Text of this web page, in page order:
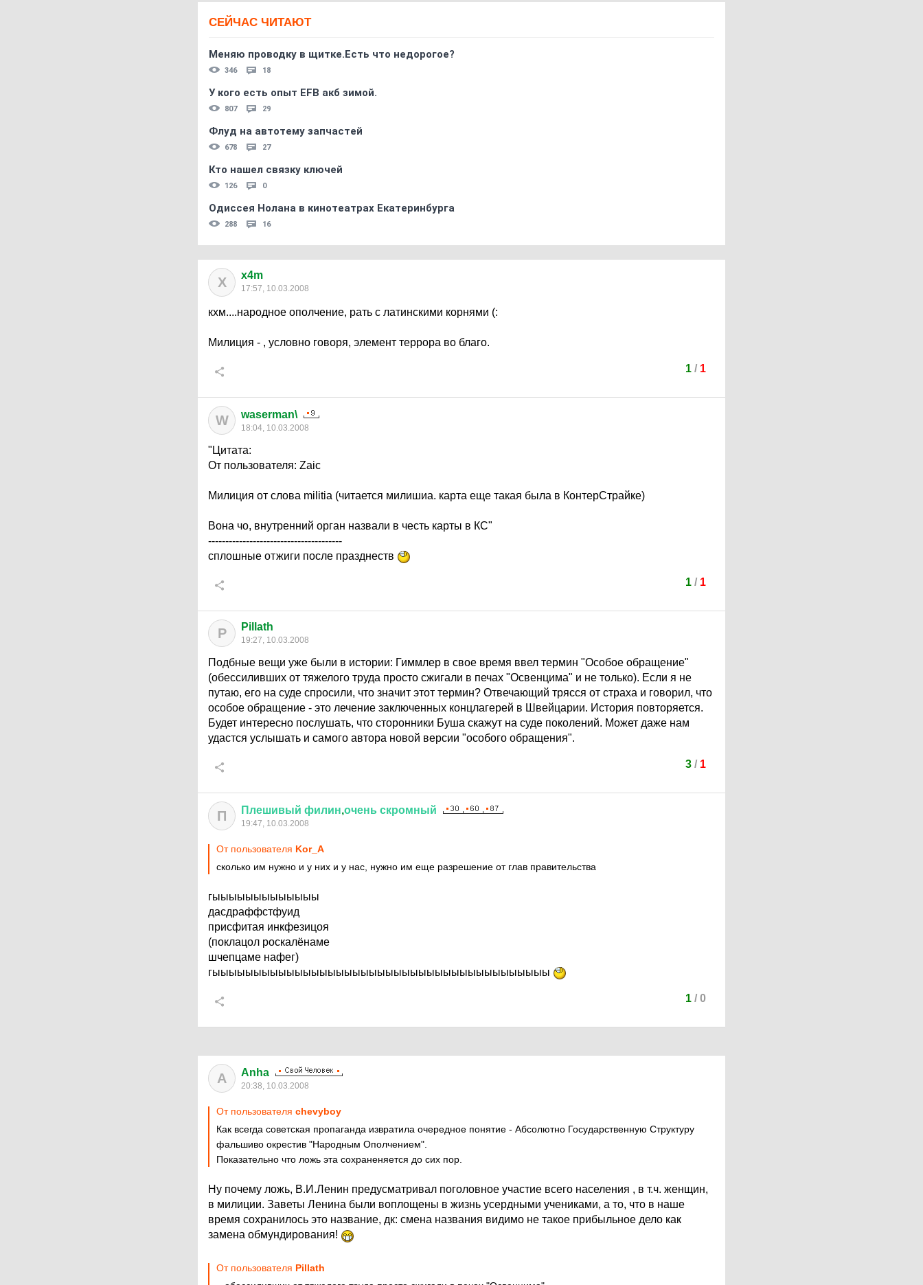
СЕЙЧАС ЧИТАЮТ
Меняю проводку в щитке.Есть что недорогое?
346 18
У кого есть опыт EFB акб зимой.
807 29
Флуд на автотему запчастей
678 27
Кто нашел связку ключей
126 0
Одиссея Нолана в кинотеатрах Екатеринбурга
288 16
X x4m
17:57, 10.03.2008
кхм....народное ополчение, рать с латинскими корнями (:
Милиция - , условно говоря, элемент террора во благо.
1/ 1
W waserman\
18:04, 10.03.2008
"Цитата:
От пользователя: Zaic
Милиция от слова militia (читается милишиа. карта еще такая была в КонтерСтрайке)
Вона чо, внутренний орган назвали в честь карты в КС"
---------------------------------------
сплошные отжиги после празднеств
1/ 1
P Pillath
19:27, 10.03.2008
Подбные вещи уже были в истории: Гиммлер в свое время ввел термин "Особое обращение"
(обессиливших от тяжелого труда просто сжигали в печах "Освенцима" и не только). Если я не
путаю, его на суде спросили, что значит этот термин? Отвечающий трясся от страха и говорил, что
особое обращение - это лечение заключенных концлагерей в Швейцарии. История повторяется.
Будет интересно послушать, что сторонники Буша скажут на суде поколений. Может даже нам
удастся услышать и самого автора новой версии "особого обращения".
3/ 1
П Плешивый филин,очень скромный
19:47, 10.03.2008
От пользователя Kor_A
сколько им нужно и у них и у нас, нужно им еще разрешение от глав правительства
гыыыыыыыыыыыыы
дасдраффстфуид
присфитая инкфезицоя
(поклацол роскалёнаме
шчепцаме нафег)
гыыыыыыыыыыыыыыыыыыыыыыыыыыыыыыыыыыыыыыыыы
1/ 0
A Anha
20:38, 10.03.2008
От пользователя chevyboy
Как всегда советская пропаганда извратила очередное понятие - Абсолютно Государственную Структуру
фальшиво окрестив "Народным Ополчением".
Показательно что ложь эта сохраненяется до сих пор.
Ну почему ложь, В.И.Ленин предусматривал поголовное участие всего населения , в т.ч. женщин,
в милиции. Заветы Ленина были воплощены в жизнь усердными учениками, а то, что в наше
время сохранилось это название, дк: смена названия видимо не такое прибыльное дело как
замена обмундирования!
От пользователя Pillath